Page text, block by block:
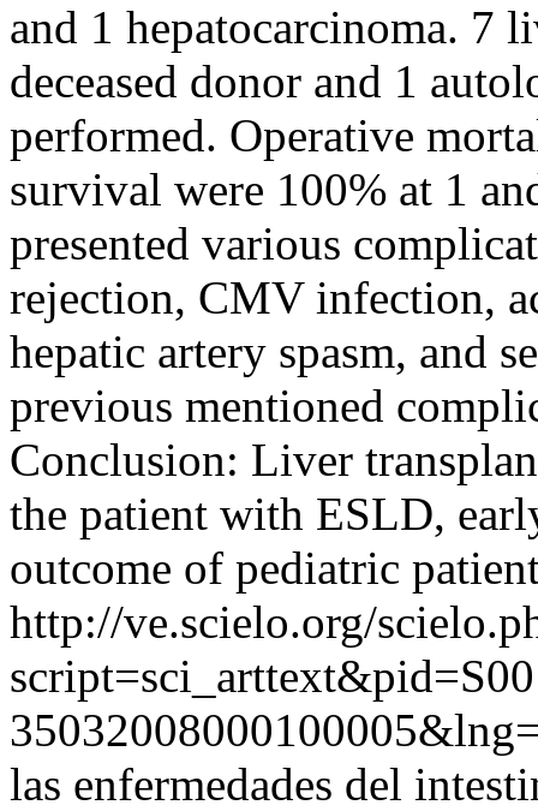
and 1 hepatocarcinoma. 7
deceased donor and 1
performed. Operative
survival were 100% at 1
presented various
rejection, CMV infection,
hepatic artery spasm, and
previous mentioned
Conclusion: Liver
the patient with ESLD,
outcome of pediatric
http://ve.scielo.org/
las enfermedades del